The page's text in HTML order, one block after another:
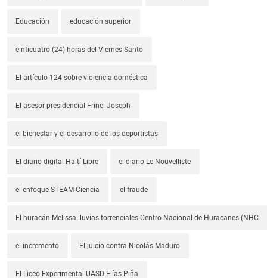
Educación educación superior
einticuatro (24) horas del Viernes Santo
El artículo 124 sobre violencia doméstica
El asesor presidencial Frinel Joseph
el bienestar y el desarrollo de los deportistas
El diario digital Haití Libre el diario Le Nouvelliste
el enfoque STEAM-Ciencia el fraude
El huracán Melissa-lluvias torrenciales-Centro Nacional de Huracanes (NHC
el incremento El juicio contra Nicolás Maduro
El Liceo Experimental UASD Elías Piña